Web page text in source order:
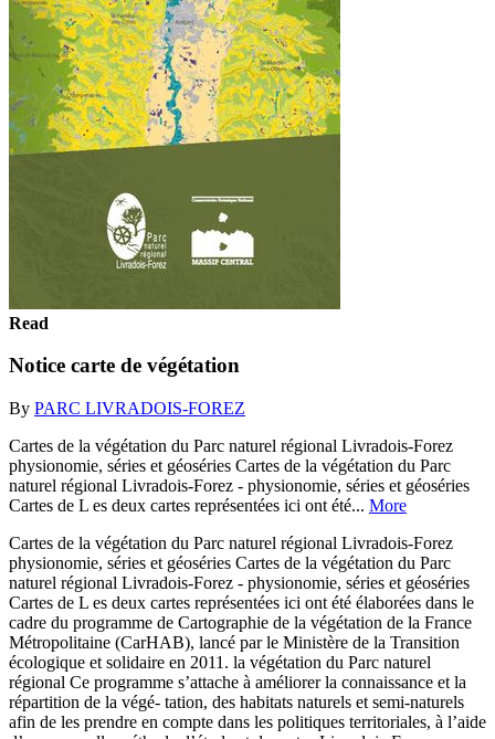
Read
Notice carte de végétation
By PARC LIVRADOIS-FOREZ
Cartes de la végétation du Parc naturel régional Livradois-Forez
physionomie, séries et géoséries Cartes de la végétation du Parc
naturel régional Livradois-Forez - physionomie, séries et géoséries
Cartes de L es deux cartes représentées ici ont été... More
Cartes de la végétation du Parc naturel régional Livradois-Forez
physionomie, séries et géoséries Cartes de la végétation du Parc
naturel régional Livradois-Forez - physionomie, séries et géoséries
Cartes de L es deux cartes représentées ici ont été élaborées dans le
cadre du programme de Cartographie de la végétation de la France
Métropolitaine (CarHAB), lancé par le Ministère de la Transition
écologique et solidaire en 2011. la végétation du Parc naturel
régional Ce programme s’attache à améliorer la connaissance et la
répartition de la végé- tation, des habitats naturels et semi-naturels
afin de les prendre en compte dans les politiques territoriales, à l’aide